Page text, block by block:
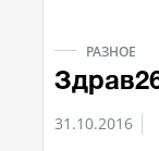
РАЗНОЕ
31.10.2016